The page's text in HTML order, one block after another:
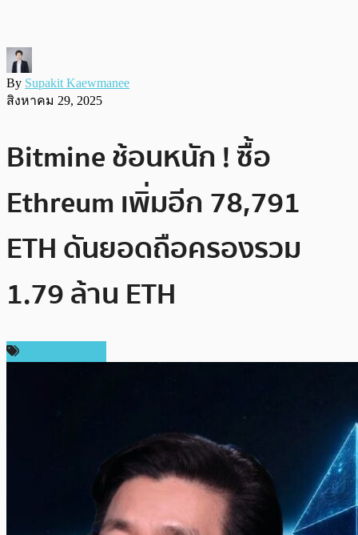
By Supakit Kaewmanee
สิงหาคม 29, 2025
Bitmine ช้อนหนัก ! ซื้อ
Ethreum เพิ่มอีก 78,791
ETH ดันยอดถือครองรวม
1.79 ล้าน ETH